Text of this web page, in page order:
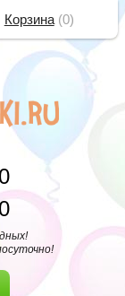
Корзина(0)